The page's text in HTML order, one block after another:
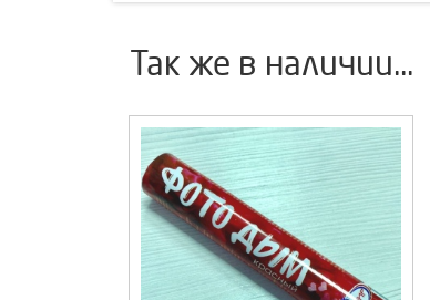
Так же в наличии...